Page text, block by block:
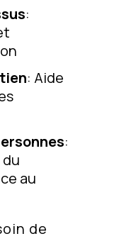
:
: Aide
:
au
de